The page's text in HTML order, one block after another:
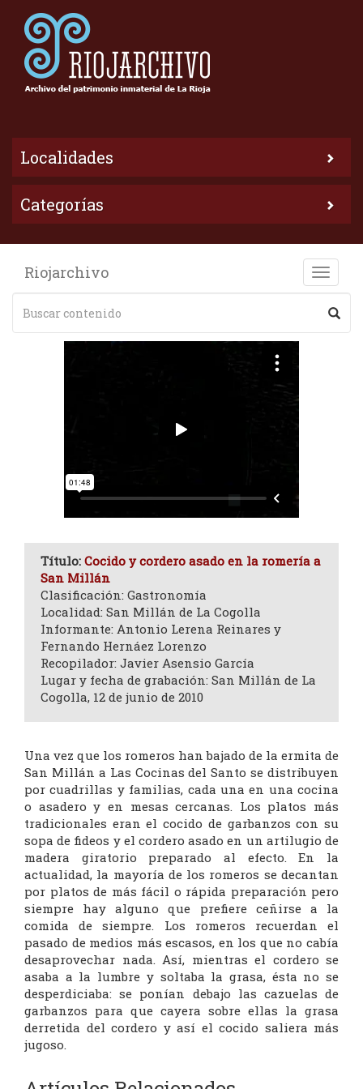
Localidades
Categorías
Toggle
Riojarchivo
Título: Cocido y cordero asado en la romería a
San Millán
Clasificación: Gastronomía
Localidad: San Millán de La Cogolla
Informante: Antonio Lerena Reinares y
Fernando Hernáez Lorenzo
Recopilador: Javier Asensio García
Lugar y fecha de grabación: San Millán de La
Cogolla, 12 de junio de 2010
Una vez que los romeros han bajado de la ermita de
San Millán a Las Cocinas del Santo se distribuyen
por cuadrillas y familias, cada una en una cocina
o asadero y en mesas cercanas. Los platos más
tradicionales eran el cocido de garbanzos con su
sopa de fideos y el cordero asado en un artilugio de
madera giratorio preparado al efecto. En la
actualidad, la mayoría de los romeros se decantan
por platos de más fácil o rápida preparación pero
siempre hay alguno que prefiere ceñirse a la
comida de siempre. Los romeros recuerdan el
pasado de medios más escasos, en los que no cabía
desaprovechar nada. Así, mientras el cordero se
asaba a la lumbre y soltaba la grasa, ésta no se
desperdiciaba: se ponían debajo las cazuelas de
garbanzos para que cayera sobre ellas la grasa
derretida del cordero y así el cocido saliera más
jugoso.